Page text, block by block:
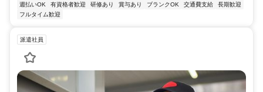
週払いOK
有資格者歓迎 研修あり 賞与あり ブランクOK 交通費支給
長期歓迎
フルタイム歓迎
派遣社員